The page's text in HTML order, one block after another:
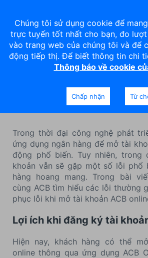
4 lỗi thường gặp
khoản online ACB
Trong thời đại công nghệ phát
ứng dụng ngân hàng để mở tài
động phổ biến. Tuy nhiên, trong
khoản vẫn sẽ gặp một số lỗi phổ
hàng hoang mang. Trong bài
cùng ACB tìm hiểu các lỗi thường
phục lỗi khi mở tài khoản ACB
Lợi ích khi đăng ký tài
Hiện nay, khách hàng có thể
online thông qua ứng dụng ACB
Chúng tôi sử dụng cookie để
trực tuyến tốt nhất cho bạn, đo
vào trang web của chúng tôi và để
động tiếp thị. Để biết thông tin chi
Thông báo về cookie
Chấp nhận Từ